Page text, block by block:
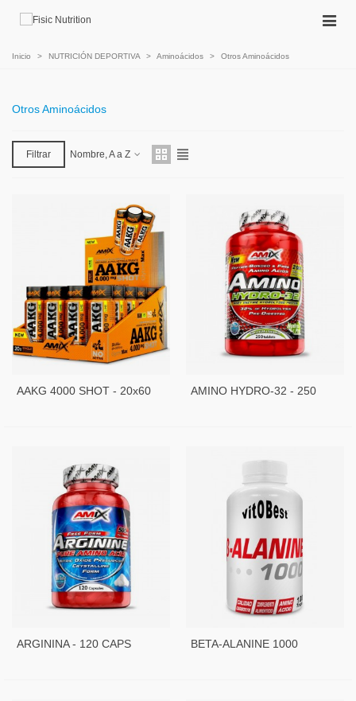
Inicio > NUTRICIÓN DEPORTIVA > Aminoácidos > Otros Aminoácidos
Otros Aminoácidos
Filtrar Nombre, A a Z
AAKG 4000 SHOT - 20x60
AMINO HYDRO-32 - 250
ARGININA - 120 CAPS BETA-ALANINE 1000